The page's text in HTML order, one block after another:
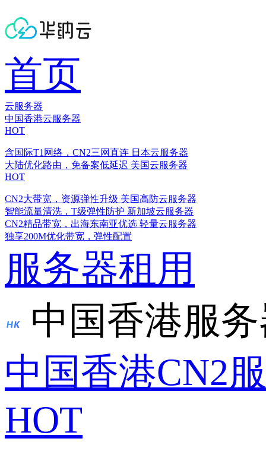
首页
云服务器
中国香港云服务器
HOT
含国际T1网络，CN2三网直连 日本云服务器
大陆优化路由，免备案低延迟 美国云服务器
HOT
CN2大带宽，资源弹性升级 美国高防云服务器
智能流量清洗，T级弹性防护 新加坡云服务器
CN2精品带宽，出海东南亚优选 轻量云服务器
独享200M优化带宽，弹性配置
服务器租用
中国香港服
中国香港CN2
HOT